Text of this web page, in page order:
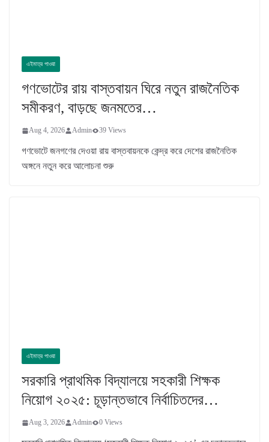
এইমাত্র পাওয়া
গণভোটের রায় বাস্তবায়ন ঘিরে নতুন রাজনৈতিক
সমীকরণ, বাড়ছে জনমতের…
Aug 4, 2026 Admin 39 Views
গণভোটে জনগণের দেওয়া রায় বাস্তবায়নকে কেন্দ্র করে দেশের রাজনৈতিক
অঙ্গনে নতুন করে আলোচনা শুরু
এইমাত্র পাওয়া
সরকারি প্রাথমিক বিদ্যালয়ে সহকারী শিক্ষক
নিয়োগ ২০২৫: চূড়ান্তভাবে নির্বাচিতদের…
Aug 3, 2026 Admin 0 Views